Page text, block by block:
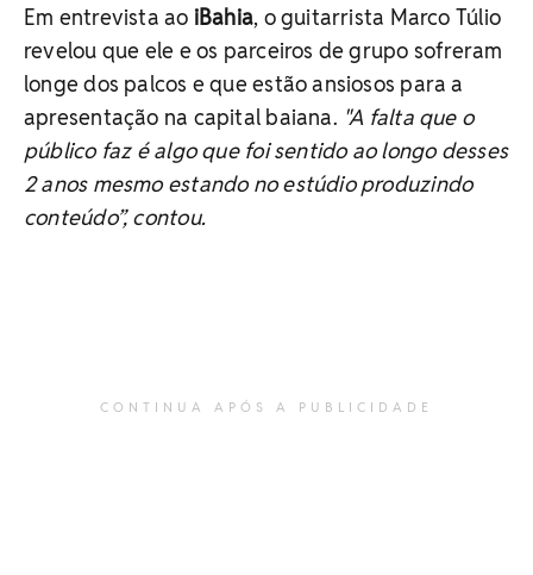
Em entrevista ao iBahia, o guitarrista Marco Túlio
revelou que ele e os parceiros de grupo sofreram
longe dos palcos e que estão ansiosos para a
apresentação na capital baiana. "A falta que o
público faz é algo que foi sentido ao longo desses
2 anos mesmo estando no estúdio produzindo
conteúdo”, contou.
CONTINUA APÓS A PUBLICIDADE